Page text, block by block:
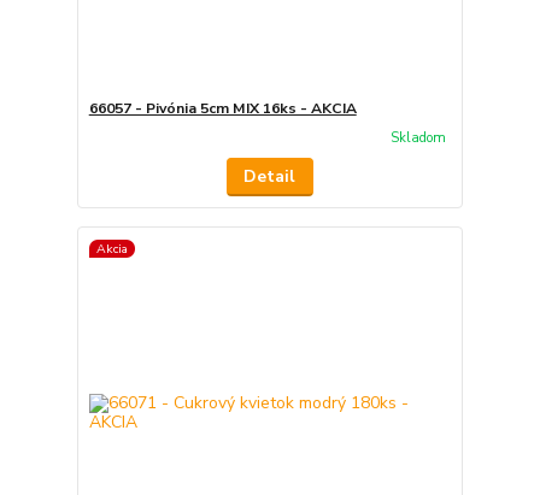
66057 - Pivónia 5cm MIX 16ks - AKCIA
Skladom
Detail
Akcia